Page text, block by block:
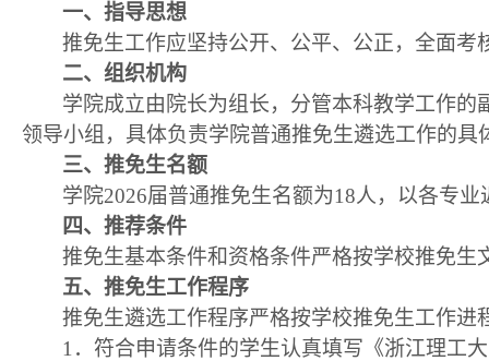
一、指导思想
推免生工作应坚持公开、公平、公正，全面
二、组织机构
学院成立由院长为组长，分管本科教学工作
领导小组，具体负责学院普通推免生遴选工作的
三、推免生名额
学院2026届普通推免生名额为18人 ，以各专
四、 推荐条件
推免生基本条件和资格条件严格按学校推免生
五、 推免生工作程序
推免生遴选工作程序严格按学校推免生工作进
1． 符合申请条件的学生认真填写《浙江理工